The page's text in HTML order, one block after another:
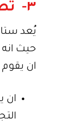
٣- تصميم بوب اب كونتر pop up counter stand:
يُعد
حيث
ان
ان